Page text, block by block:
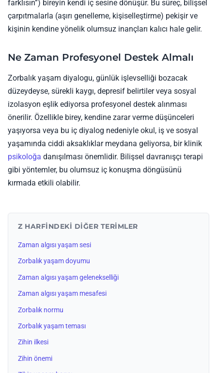
farklısın”) bireyin kendi iç sesine dönüşür. Bu süreç, bilişsel
çarpıtmalarla (aşırı genelleme, kişiselleştirme) pekişir ve
kişinin kendine yönelik olumsuz inançları kalıcı hale gelir.
Ne Zaman Profesyonel Destek Almalı
Zorbalık yaşam diyalogu, günlük işlevselliği bozacak
düzeydeyse, sürekli kaygı, depresif belirtiler veya sosyal
izolasyon eşlik ediyorsa profesyonel destek alınması
önerilir. Özellikle birey, kendine zarar verme düşünceleri
yaşıyorsa veya bu iç diyalog nedeniyle okul, iş ve sosyal
yaşamında ciddi aksaklıklar meydana geliyorsa, bir klinik
psikoloğa danışılması önemlidir. Bilişsel davranışçı terapi
gibi yöntemler, bu olumsuz iç konuşma döngüsünü
kırmada etkili olabilir.
Z HARFINDEKI DIĞER TERIMLER
Zaman algısı yaşam sesi
Zorbalık yaşam doyumu
Zaman algısı yaşam gelenekselliği
Zaman algısı yaşam mesafesi
Zorbalık normu
Zorbalık yaşam teması
Zihin ilkesi
Zihin önemi